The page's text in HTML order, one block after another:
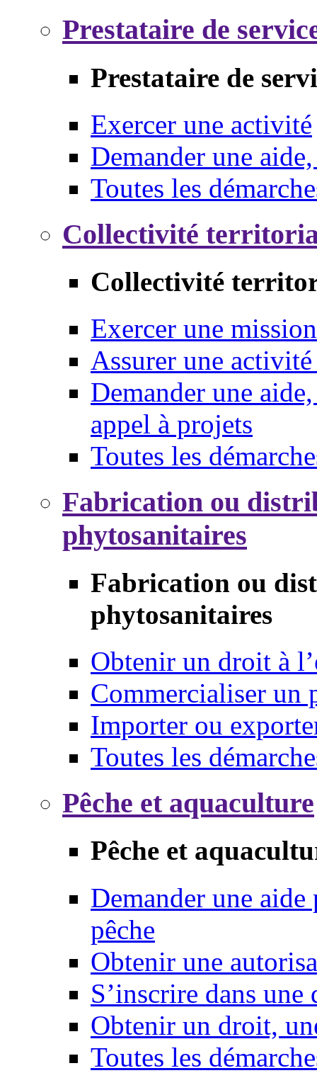
Prestataire de
Prestataire de
Exercer une activité
Demander une
Toutes les
Collectivité
Collectivité
Exercer une mission
Assurer une
Demander une
appel à projets
Toutes les
Fabrication ou
phytosanitaires
Fabrication ou
phytosanitaires
Obtenir un droit à
Commercialiser un
Importer ou
Toutes les
Pêche et aquaculture
Pêche et
Demander une
pêche
Obtenir une
S’inscrire dans une
Obtenir un droit,
Toutes les